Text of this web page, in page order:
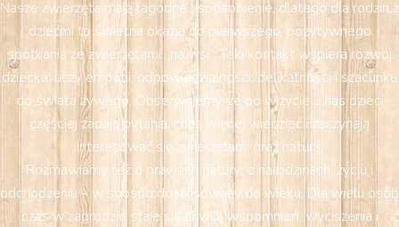
Nasze zwierzęta mają łagodne usposobienie, dlatego dla rodzin z
dziećmi to świetna okazja do pierwszego, pozytywnego
spotkania ze zwierzętami „na wsi”. Taki kontakt wspiera rozwój
dziecka: uczy empatii, odpowiedzialności, delikatności i szacunku
do świata żywego. Obserwujemy, że po wizycie u nas dzieci
częściej zadają pytania, chcą więcej wiedzieć i zaczynają
interesować się zwierzętami oraz naturą.
Rozmawiamy też o prawach natury: o narodzinach, życiu i
odchodzeniu – w sposób dostosowany do wieku. Dla wielu osób
czas w zagrodzie staje się chwilą wspomnień, wyciszenia i